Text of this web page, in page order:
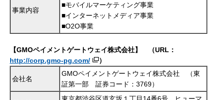
事業内容
■モバイルマーケティング事業
■インターネットメディア事業
■O2O事業
【GMOペイメントゲートウェイ株式会社】 （URL ：
http://corp.gmo-pg.com/
）
会社名
GMOペイメントゲートウェイ株式会社 （東
証第一部 証券コード：3769）
東京都渋谷区道玄坂１丁目14番6号 ヒューマ